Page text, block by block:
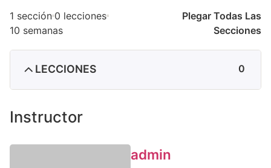
1 sección 0 lecciones
10 semanas
Plegar Todas Las
Secciones
LECCIONES 0
Instructor
admin